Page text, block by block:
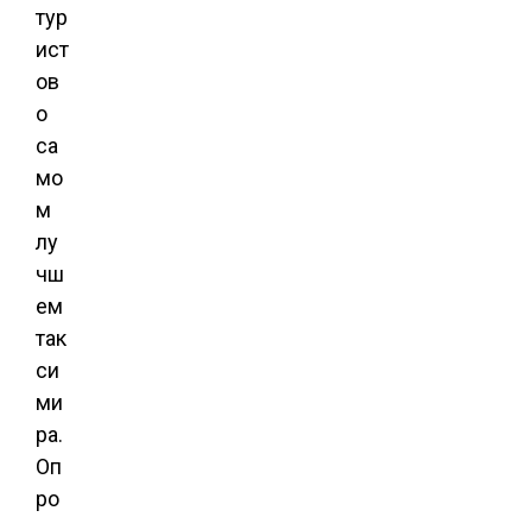
тур
ист
ов
о
са
мо
м
лу
чш
ем
так
си
ми
ра.
Оп
ро